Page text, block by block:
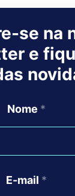
se na
e
Nome *
E-mail *